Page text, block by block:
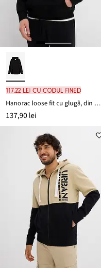
117,22 lei cu codul FINED
Hanorac loose fit cu glugă, din bumbac organic
137,90 lei